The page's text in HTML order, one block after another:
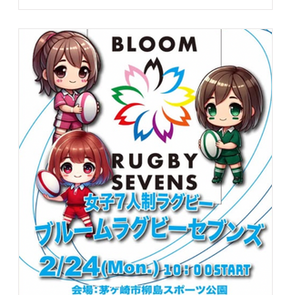
たいという思いから始まりまし...